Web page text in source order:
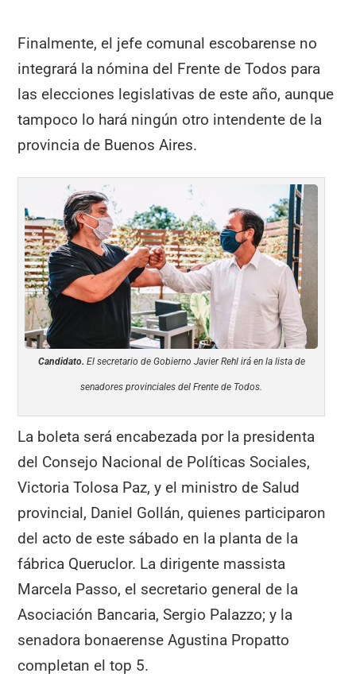
Finalmente, el jefe comunal escobarense no
integrará la nómina del Frente de Todos para
las elecciones legislativas de este año, aunque
tampoco lo hará ningún otro intendente de la
provincia de Buenos Aires.
Candidato. El secretario de Gobierno Javier Rehl irá en la lista de
senadores provinciales del Frente de Todos.
La boleta será encabezada por la presidenta
del Consejo Nacional de Políticas Sociales,
Victoria Tolosa Paz, y el ministro de Salud
provincial, Daniel Gollán, quienes participaron
del acto de este sábado en la planta de la
fábrica Queruclor. La dirigente massista
Marcela Passo, el secretario general de la
Asociación Bancaria, Sergio Palazzo; y la
senadora bonaerense Agustina Propatto
completan el top 5.